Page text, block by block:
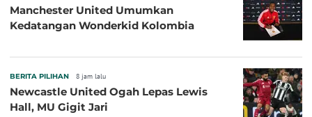
Manchester United Umumkan
Kedatangan Wonderkid Kolombia
BERITA PILIHAN 8 jam lalu
Newcastle United Ogah Lepas Lewis
Hall, MU Gigit Jari